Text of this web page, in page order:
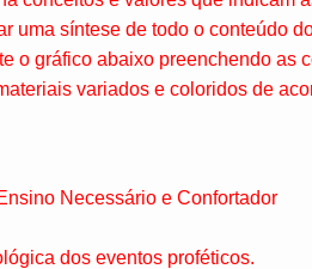
uma síntese de todo o conteúdo
o gráfico abaixo preenchendo as
variados e coloridos de
Necessário e Confortador
dos eventos proféticos.